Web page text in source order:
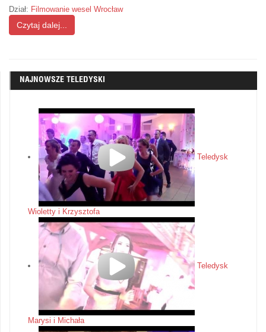
Dział: Filmowanie wesel Wrocław
Czytaj dalej...
NAJNOWSZE TELEDYSKI
Teledysk
Wioletty i Krzysztofa
Teledysk
Marysi i Michała